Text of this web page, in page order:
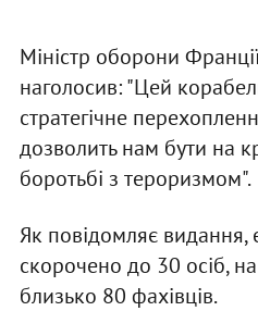
Міністр оборони
наголосив: "Цей
стратегічне
дозволить нам бути на
боротьбі з тероризмом".
Як повідомляє видання,
скорочено до 30 осіб,
близько 80 фахівців.